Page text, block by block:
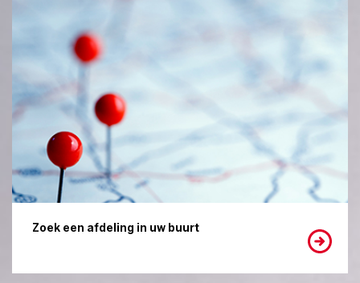
Zoek een afdeling in uw buurt